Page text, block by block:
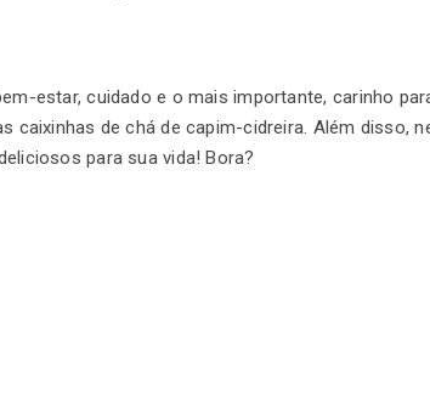
estar, cuidado e o mais importante, carinho
caixinhas de chá de capim-cidreira. Além disso,
para sua vida! Bora?